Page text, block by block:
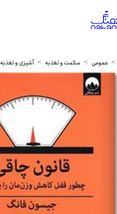
عمومی سلامت و تغذیه آشپزی و تغذیه